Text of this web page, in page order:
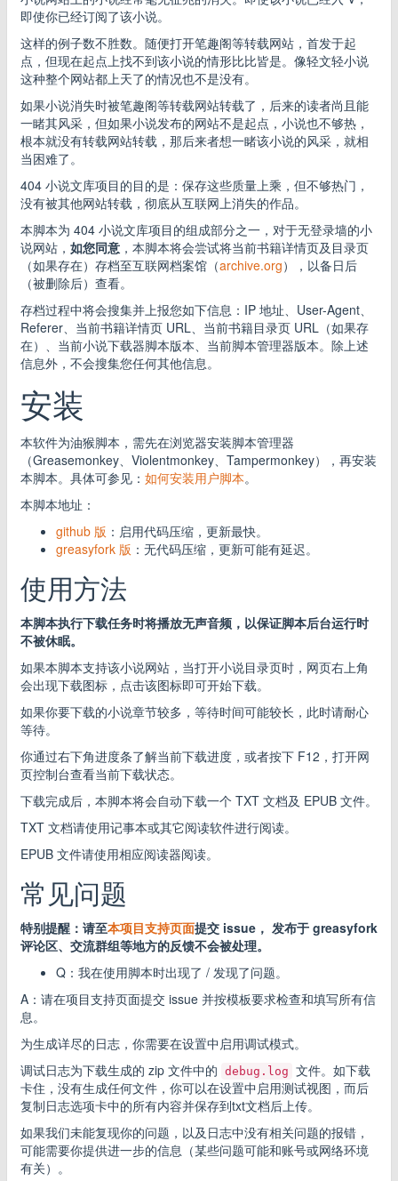
即使你已经订阅了该小说。
这样的例子数不胜数。随便打开笔趣阁等转载网站，首发于起
点，但现在起点上找不到该小说的情形比比皆是。像轻文轻小说
这种整个网站都上天了的情况也不是没有。
如果小说消失时被笔趣阁等转载网站转载了，后来的读者尚且能
一睹其风采，但如果小说发布的网站不是起点，小说也不够热，
根本就没有转载网站转载，那后来者想一睹该小说的风采，就相
当困难了。
404 小说文库项目的目的是：保存这些质量上乘，但不够热门，
没有被其他网站转载，彻底从互联网上消失的作品。
本脚本为 404 小说文库项目的组成部分之一，对于无登录墙的小
说网站， 如您同意 ，本脚本将会尝试将当前书籍详情页及目录页
（如果存在）存档至互联网档案馆（archive.org），以备日后
（被删除后）查看。
存档过程中将会搜集并上报您如下信息：IP 地址、User-Agent、
Referer、当前书籍详情页 URL、当前书籍目录页 URL（如果存
在）、当前小说下载器脚本版本、当前脚本管理器版本。除上述
信息外，不会搜集您任何其他信息。
安装
本软件为油猴脚本，需先在浏览器安装脚本管理器
（Greasemonkey、Violentmonkey、Tampermonkey），再安装
本脚本。具体可参见： 如何安装用户脚本。
本脚本地址：
github 版 ：启用代码压缩，更新最快。
greasyfork 版 ：无代码压缩，更新可能有延迟。
使用方法
本脚本执行下载任务时将播放无声音频，以保证脚本后台运行时
不被休眠。
如果本脚本支持该小说网站，当打开小说目录页时，网页右上角
会出现下载图标，点击该图标即可开始下载。
如果你要下载的小说章节较多，等待时间可能较长，此时请耐心
等待。
你通过右下角进度条了解当前下载进度，或者按下 F12，打开网
页控制台查看当前下载状态。
下载完成后，本脚本将会自动下载一个 TXT 文档及 EPUB 文件。
TXT 文档请使用记事本或其它阅读软件进行阅读。
EPUB 文件请使用相应阅读器阅读。
常见问题
特别提醒：请至本项目支持页面提交 issue， 发布于 greasyfork
评论区、交流群组等地方的反馈不会被处理。
Q：我在使用脚本时出现了 / 发现了问题。
A：请在项目支持页面提交 issue 并按模板要求检查和填写所有信
息。
为生成详尽的日志，你需要在设置中启用调试模式。
调试日志为下载生成的 zip 文件中的 debug.log 文件。如下载
卡住，没有生成任何文件，你可以在设置中启用测试视图，而后
复制日志选项卡中的所有内容并保存到txt文档后上传。
如果我们未能复现你的问题，以及日志中没有相关问题的报错，
可能需要你提供进一步的信息（某些问题可能和账号或网络环境
有关）。